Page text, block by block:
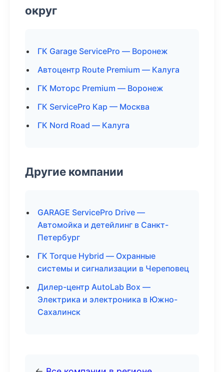
округ
ГК Garage ServicePro — Воронеж
Автоцентр Route Premium — Калуга
ГК Моторс Premium — Воронеж
ГК ServicePro Кар — Москва
ГК Nord Road — Калуга
Другие компании
GARAGE ServicePro Drive —
Автомойка и детейлинг в Санкт-
Петербург
ГК Torque Hybrid — Охранные
системы и сигнализации в Череповец
Дилер-центр AutoLab Box —
Электрика и электроника в Южно-
Сахалинск